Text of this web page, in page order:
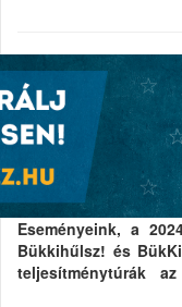
Eseményeink, a
Bükkihűlsz! és
teljesítménytúrák